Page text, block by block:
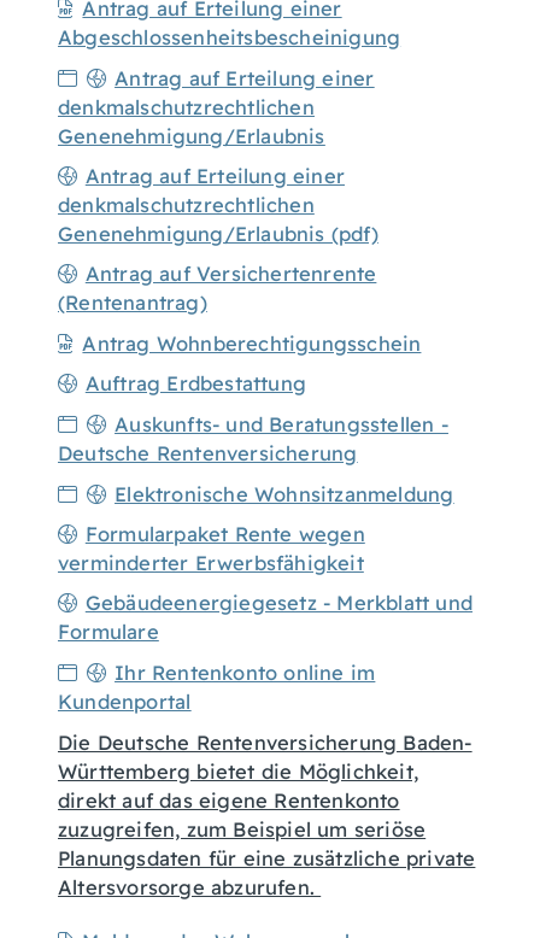
Antrag auf Erteilung einer
Abgeschlossenheitsbescheinigung
Antrag auf Erteilung einer
denkmalschutzrechtlichen
Genenehmigung/Erlaubnis
Antrag auf Erteilung einer
denkmalschutzrechtlichen
Genenehmigung/Erlaubnis (pdf)
Antrag auf Versichertenrente
(Rentenantrag)
Antrag Wohnberechtigungsschein
Auftrag Erdbestattung
Auskunfts- und Beratungsstellen -
Deutsche Rentenversicherung
Elektronische Wohnsitzanmeldung
Formularpaket Rente wegen
verminderter Erwerbsfähigkeit
Gebäudeenergiegesetz - Merkblatt und
Formulare
Ihr Rentenkonto online im
Kundenportal
Die Deutsche Rentenversicherung Baden-
Württemberg bietet die Möglichkeit,
direkt auf das eigene Rentenkonto
zuzugreifen, zum Beispiel um seriöse
Planungsdaten für eine zusätzliche private
Altersvorsorge abzurufen.